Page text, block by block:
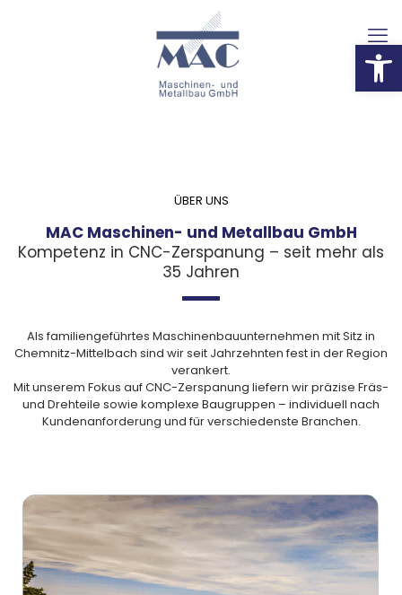
ÜBER UNS
MAC Maschinen- und Metallbau GmbH
Kompetenz in CNC-Zerspanung – seit mehr als
35 Jahren
Als familiengeführtes Maschinenbauunternehmen mit Sitz in
Chemnitz-Mittelbach sind wir seit Jahrzehnten fest in der Region
verankert.
Mit unserem Fokus auf CNC-Zerspanung liefern wir präzise Fräs-
und Drehteile sowie komplexe Baugruppen – individuell nach
Kundenanforderung und für verschiedenste Branchen.